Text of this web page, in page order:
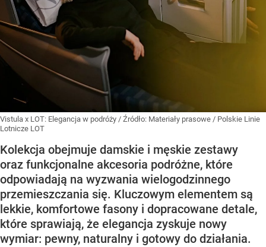
Vistula x LOT: Elegancja w podróży / Źródło: Materiały prasowe / Polskie Linie
Lotnicze LOT
Kolekcja obejmuje damskie i męskie zestawy
oraz funkcjonalne akcesoria podróżne, które
odpowiadają na wyzwania wielogodzinnego
przemieszczania się. Kluczowym elementem są
lekkie, komfortowe fasony i dopracowane detale,
które sprawiają, że elegancja zyskuje nowy
wymiar: pewny, naturalny i gotowy do działania.